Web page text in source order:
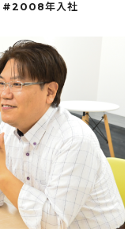
年入社